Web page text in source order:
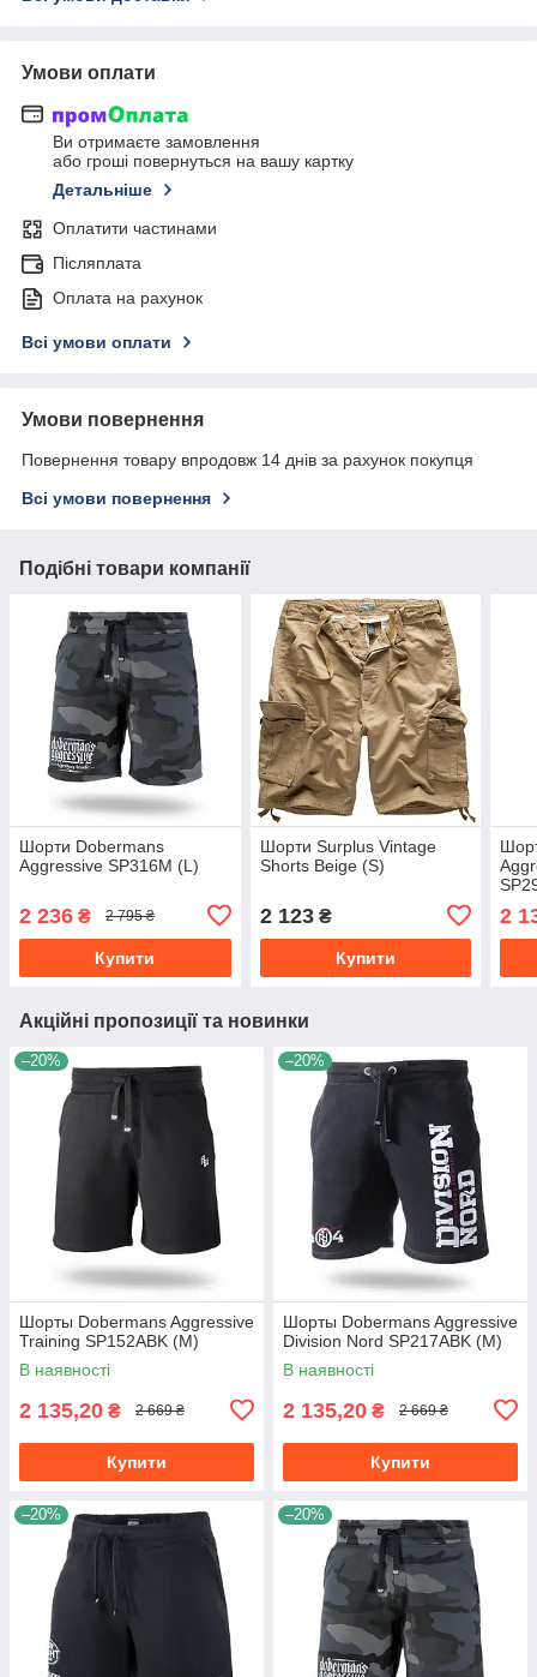
Умови оплати
Ви отримаєте замовлення
або гроші повернуться на вашу картку
Детальніше
Оплатити частинами
Післяплата
Оплата на рахунок
Всі умови оплати
Умови повернення
Повернення товару впродовж 14 днів за рахунок покупця
Всі умови повернення
Подібні товари компанії
Шорти Dobermans
Aggressive SP316M (L)
2 236 ₴ 2 795 ₴
Купити
Шорти Surplus Vintage
Shorts Beige (S)
2 123₴
Купити
2
Акційні пропозиції та новинки
–20%
Шорты Dobermans Aggressive
Training SP152ABK (M)
В наявності
2 135,20 ₴ 2 669 ₴
Купити
–20%
Шорты Dobermans Aggressive
Division Nord SP217ABK (M)
В наявності
2 135,20 ₴ 2 669 ₴
Купити
–20% –20%